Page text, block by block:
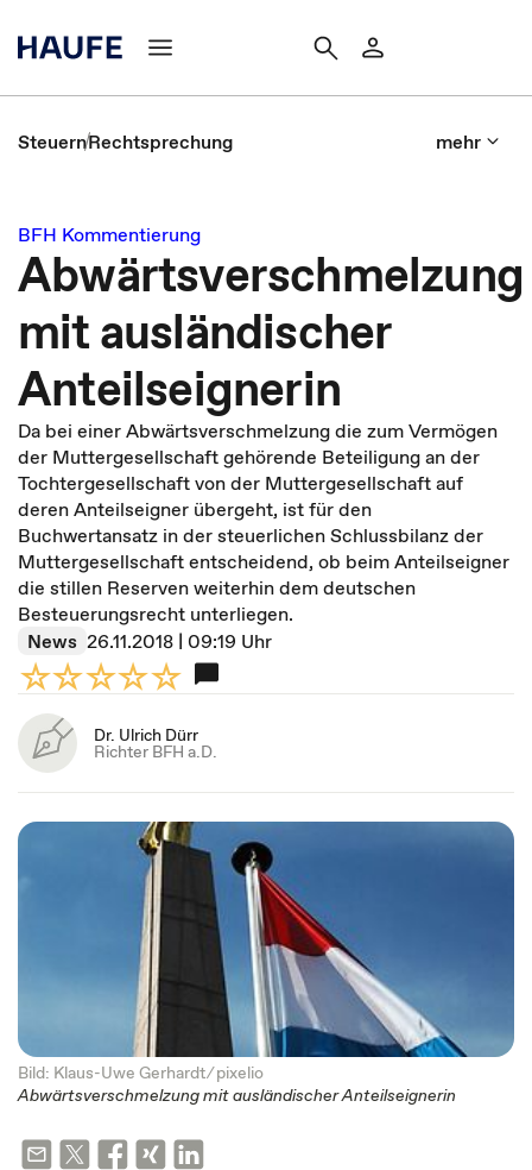
SteuernRechtsprechung mehr
BFH Kommentierung
Abwärtsverschmelzung
mit ausländischer
Anteilseignerin
Da bei einer Abwärtsverschmelzung die zum Vermögen
der Muttergesellschaft gehörende Beteiligung an der
Tochtergesellschaft von der Muttergesellschaft auf
deren Anteilseigner übergeht, ist für den
Buchwertansatz in der steuerlichen Schlussbilanz der
Muttergesellschaft entscheidend, ob beim Anteilseigner
die stillen Reserven weiterhin dem deutschen
Besteuerungsrecht unterliegen.
News 26.11.2018 | 09:19 Uhr
Dr. Ulrich Dürr
Richter BFH a.D.
Bild: Klaus-Uwe Gerhardt ⁄pixelio
Abwärtsverschmelzung mit ausländischer Anteilseignerin